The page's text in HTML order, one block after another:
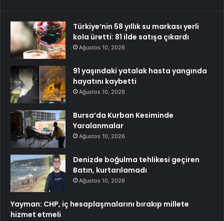
Türkiye’nin 58 yıllık su markası yerli
kola üretti: 81 ilde satışa çıkardı
Ağustos 10, 2026
91 yaşındaki yatalak hasta yangında
hayatını kaybetti
Ağustos 10, 2026
Bursa’da Kurban Kesiminde
Yaralanmalar
Ağustos 10, 2026
Denizde boğulma tehlikesi geçiren
Batın, kurtarılamadı
Ağustos 10, 2026
Yayman: CHP, iç hesaplaşmalarını bırakıp millete
hizmet etmeli